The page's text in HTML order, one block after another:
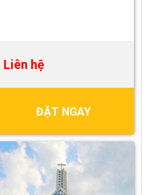
Liên hệ
ĐẶT NGAY